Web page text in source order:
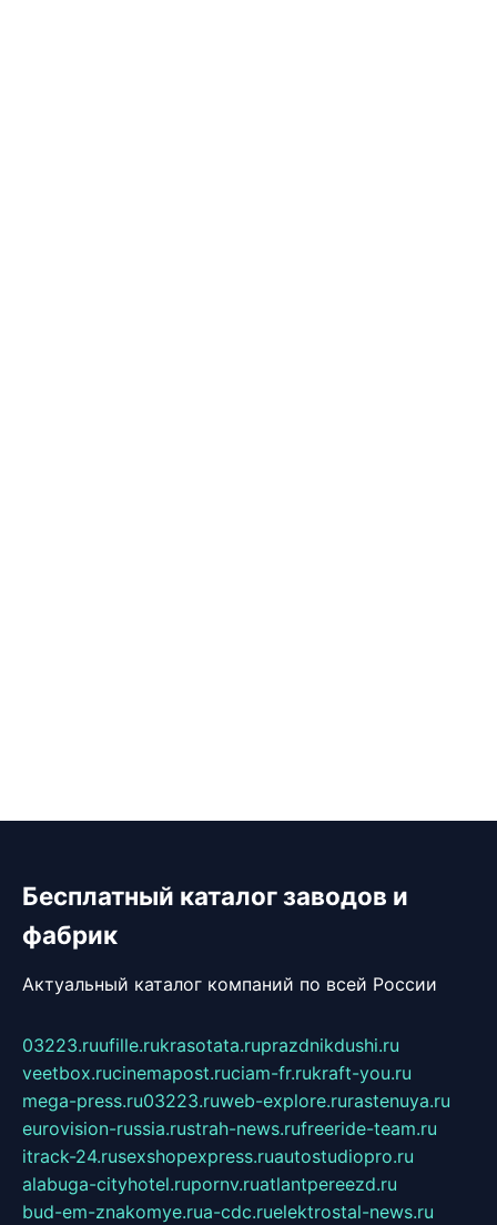
Бесплатный каталог заводов и
фабрик
Актуальный каталог компаний по всей России
03223.ruufille.rukrasotata.ruprazdnikdushi.ru
veetbox.rucinemapost.ruciam-fr.rukraft-you.ru
mega-press.ru03223.ruweb-explore.rurastenuya.ru
eurovision-russia.rustrah-news.rufreeride-team.ru
itrack-24.rusexshopexpress.ruautostudiopro.ru
alabuga-cityhotel.rupornv.ruatlantpereezd.ru
bud-em-znakomye.rua-cdc.ruelektrostal-news.ru